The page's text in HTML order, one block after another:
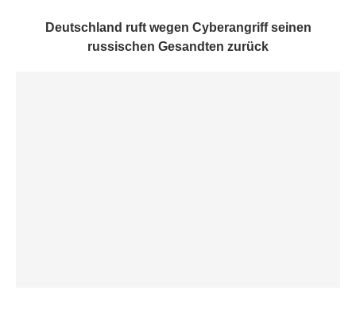
Deutschland ruft wegen Cyberangriff seinen
russischen Gesandten zurück